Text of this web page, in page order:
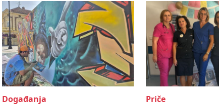
Događanja Priče